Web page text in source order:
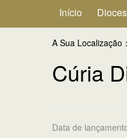
Início
A Sua Localização：
Cúria
Data de